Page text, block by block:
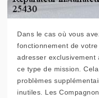
Dans le cas où vous
fonctionnement de
adresser
ce type de mission.
problèmes
inutiles. Les